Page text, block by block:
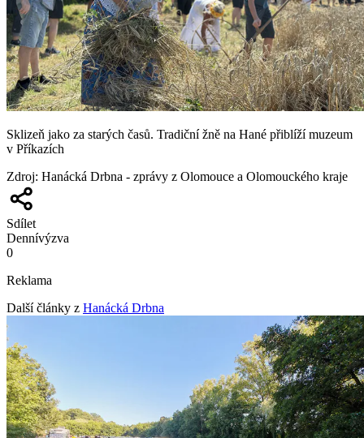
Sklizeň jako za starých časů. Tradiční žně na Hané přiblíží muzeum
v Příkazích
Zdroj: Hanácká Drbna - zprávy z Olomouce a Olomouckého kraje
Sdílet
Dennívýzva
0
Reklama
Další články z Hanácká Drbna